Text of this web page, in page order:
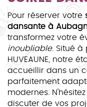
Pour réserver votre
dansante à
transformez votre
inoubliable. Situé à
HUVEAUNE, notre
accueillir dans un
parfaitement
modernes.
discuter de vos